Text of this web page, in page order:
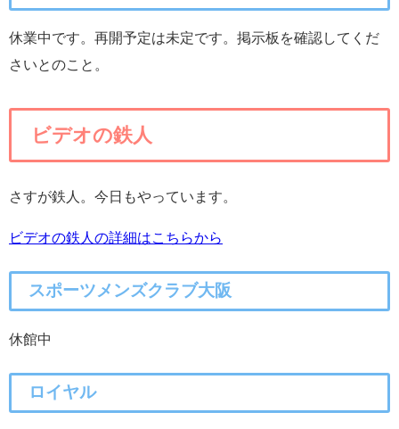
休業中です。再開予定は未定です。掲示板を確認してくだ
さいとのこと。
ビデオの鉄人
さすが鉄人。今日もやっています。
ビデオの鉄人の詳細はこちらから
スポーツメンズクラブ大阪
休館中
ロイヤル